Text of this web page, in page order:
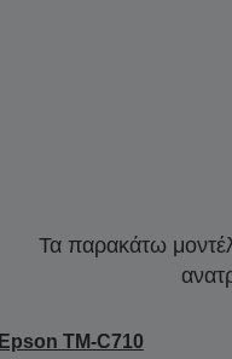
Τα παρακάτω
Epson TM-C710